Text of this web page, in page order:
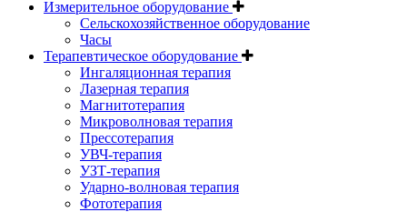
Измерительное оборудование
Сельскохозяйственное оборудование
Часы
Терапевтическое оборудование
Ингаляционная терапия
Лазерная терапия
Магнитотерапия
Микроволновая терапия
Прессотерапия
УВЧ-терапия
УЗТ-терапия
Ударно-волновая терапия
Фототерапия